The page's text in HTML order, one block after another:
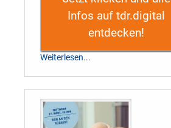
Infos auf tdr.digital
entdecken!
Weiterlesen...